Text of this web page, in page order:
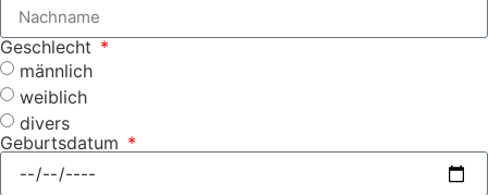
Geschlecht
männlich
weiblich
divers
Geburtsdatum